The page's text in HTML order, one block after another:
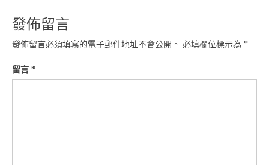
發佈留言
發佈留言必須填寫的電子郵件地址不會公開。 必填欄位標示為 *
留言 *